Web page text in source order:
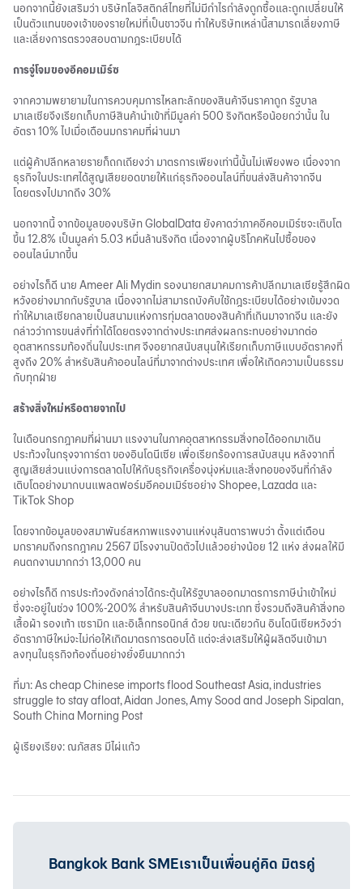
นอกจากนี้ยังเสริมว่า บริษัทโลจิสติกส์ไทยที่ไม่มีกำไรกำลังถูกซื้อและถูกเปลี่ยนให้
เป็นตัวแทนของเจ้าของรายใหม่ที่เป็นชาวจีน ทำให้บริษัทเหล่านี้สามารถเลี่ยงภาษี
และเลี่ยงการตรวจสอบตามกฎระเบียบได้
การจู่โจมของอีคอมเมิร์ซ
จากความพยายามในการควบคุมการไหลทะลักของสินค้าจีนราคาถูก รัฐบาล
มาเลเซียจึงเรียกเก็บภาษีสินค้านำเข้าที่มีมูลค่า 500 ริงกิตหรือน้อยกว่านั้น ใน
อัตรา 10% ไปเมื่อเดือนมกราคมที่ผ่านมา
แต่ผู้ค้าปลีกหลายรายก็ถกเถียงว่า มาตรการเพียงเท่านี้นั้นไม่เพียงพอ เนื่องจาก
ธุรกิจในประเทศได้สูญเสียยอดขายให้แก่ธุรกิจออนไลน์ที่ขนส่งสินค้าจากจีน
โดยตรงไปมากถึง 30%
นอกจากนี้ จากข้อมูลของบริษัท GlobalData ยังคาดว่าภาคอีคอมเมิร์ซจะเติบโต
ขึ้น 12.8% เป็นมูลค่า 5.03 หมื่นล้านริงกิต เนื่องจากผู้บริโภคหันไปซื้อของ
ออนไลน์มากขึ้น
อย่างไรก็ดี นาย Ameer Ali Mydin รองนายกสมาคมการค้าปลีกมาเลเซียรู้สึกผิด
หวังอย่างมากกับรัฐบาล เนื่องจากไม่สามารถบังคับใช้กฎระเบียบได้อย่างเข้มงวด
ทำให้มาเลเซียกลายเป็นสนามแห่งการทุ่มตลาดของสินค้าที่เกินมาจากจีน และยัง
กล่าวว่าการขนส่งที่ทำได้โดยตรงจากต่างประเทศส่งผลกระทบอย่างมากต่อ
อุตสาหกรรมท้องถิ่นในประเทศ จึงอยากสนับสนุนให้เรียกเก็บภาษีแบบอัตราคงที่
สูงถึง 20% สำหรับสินค้าออนไลน์ที่มาจากต่างประเทศ เพื่อให้เกิดความเป็นธรรม
กับทุกฝ่าย
สร้างสิ่งใหม่หรือตายจากไป
ในเดือนกรกฎาคมที่ผ่านมา แรงงานในภาคอุตสาหกรรมสิ่งทอได้ออกมาเดิน
ประท้วงในกรุงจาการ์ตา ของอินโดนีเซีย เพื่อเรียกร้องการสนับสนุน หลังจากที่
สูญเสียส่วนแบ่งการตลาดไปให้กับธุรกิจเครื่องนุ่งห่มและสิ่งทอของจีนที่กำลัง
เติบโตอย่างมากบนแพลตฟอร์มอีคอมเมิร์ซอย่าง Shopee, Lazada และ
TikTok Shop
โดยจากข้อมูลของสมาพันธ์สหภาพแรงงานแห่งนุสันตาราพบว่า ตั้งแต่เดือน
มกราคมถึงกรกฎาคม 2567 มีโรงงานปิดตัวไปแล้วอย่างน้อย 12 แห่ง ส่งผลให้มี
คนตกงานมากกว่า 13,000 คน
อย่างไรก็ดี การประท้วงดังกล่าวได้กระตุ้นให้รัฐบาลออกมาตรการภาษีนำเข้าใหม่
ซึ่งจะอยู่ในช่วง 100%-200% สำหรับสินค้าจีนบางประเภท ซึ่งรวมถึงสินค้าสิ่งทอ
เสื้อผ้า รองเท้า เซรามิก และอิเล็กทรอนิกส์ ด้วย ขณะเดียวกัน อินโดนีเซียหวังว่า
อัตราภาษีใหม่จะไม่ก่อให้เกิดมาตรการตอบโต้ แต่จะส่งเสริมให้ผู้ผลิตจีนเข้ามา
ลงทุนในธุรกิจท้องถิ่นอย่างยั่งยืนมากกว่า
ที่มา: As cheap Chinese imports flood Southeast Asia, industries
struggle to stay afloat, Aidan Jones, Amy Sood and Joseph Sipalan,
South China Morning Post
ผู้เรียงเรียง: ณภัสสร มีไผ่แก้ว
Bangkok Bank SMEเราเป็นเพื่อนคู่คิด มิตรคู่